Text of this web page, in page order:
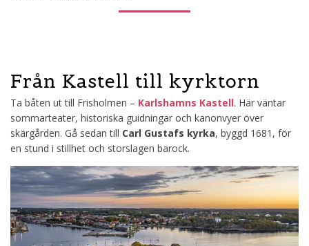
Från Kastell till kyrktorn
Ta båten ut till Frisholmen – Karlshamns Kastell. Här väntar
sommarteater, historiska guidningar och kanonvyer över
skärgården. Gå sedan till Carl Gustafs kyrka, byggd 1681, för
en stund i stillhet och storslagen barock.